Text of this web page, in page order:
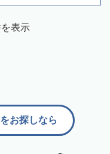
表示
お探しなら